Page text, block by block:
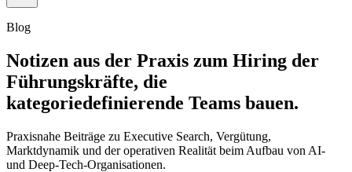
Blog
Notizen aus der Praxis zum Hiring der
Führungskräfte, die
kategoriedefinierende Teams bauen.
Praxisnahe Beiträge zu Executive Search, Vergütung,
Marktdynamik und der operativen Realität beim Aufbau von AI-
und Deep-Tech-Organisationen.